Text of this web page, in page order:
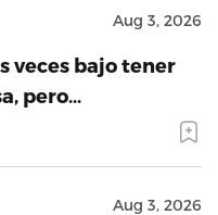
Aug 3, 2026
veces bajo tener
pero…
Aug 3, 2026